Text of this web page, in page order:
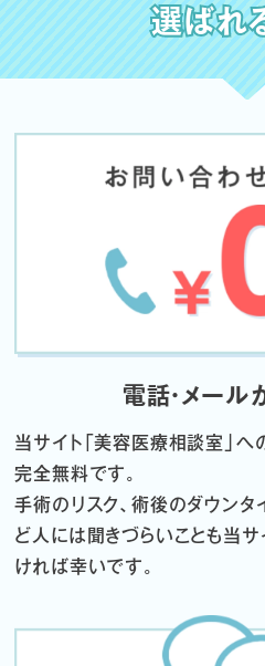
選ばれ
電話・メール
当サイト「美容医療相談室」へ
完全無料です。
手術のリスク、術後のダウンタ
ど 人には聞きづらいことも当
ければ幸いです。